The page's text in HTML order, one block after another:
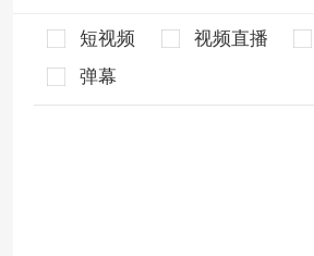
短视频 视频直播
弹幕